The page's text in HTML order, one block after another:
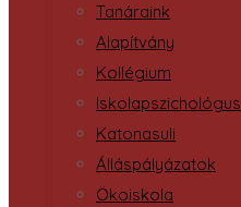
Tanáraink
Alapítvány
Kollégium
Iskolapszichológus
Katonasuli
Álláspályázatok
Ökoiskola